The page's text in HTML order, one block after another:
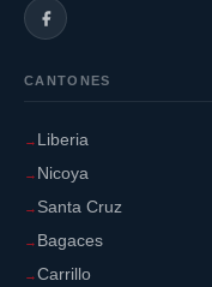
CANTONES
Liberia
Nicoya
Santa Cruz
Bagaces
Carrillo